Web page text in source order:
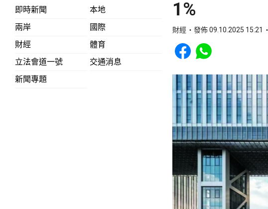
即時新聞
本地
兩岸
國際
財經
體育
立法會道一號
交通消息
新聞專題
1%
財經 發佈 09.10.2025 15:21
Share to Facebook
Share to WhatsApp